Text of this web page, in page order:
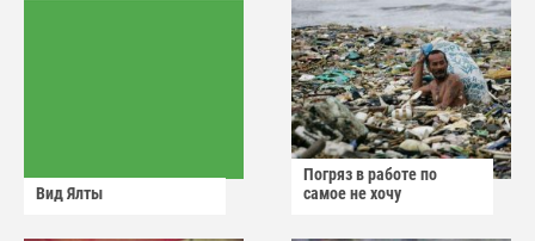
Вид Ялты
Погряз в работе по
самое не хочу